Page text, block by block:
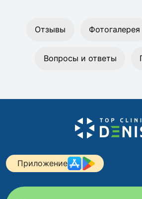
Отзывы Фотогалерея
Вопросы и ответы
Приложение